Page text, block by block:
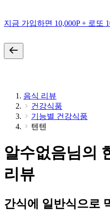
지금 가입하면 10,000P + 로또
음식 리뷰
건강식품
기능별 건강식품
텐텐
알수없음님의
리뷰
간식에 일반식으로